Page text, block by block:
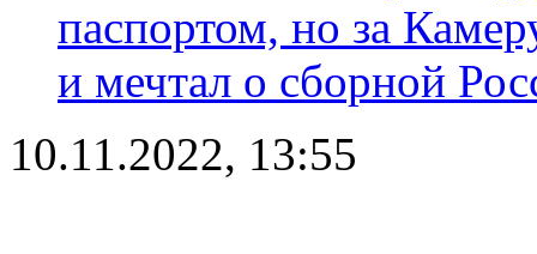
паспортом, но за
и мечтал о сборной
10.11.2022, 13:55